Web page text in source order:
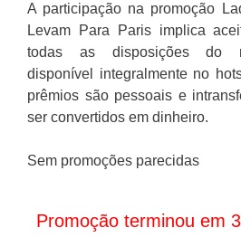
A participação na promoção
Levam Para Paris implica
todas as disposições do
disponível integralmente no
prêmios são pessoais e
ser convertidos em dinheiro.
Sem promoções parecidas
Promoção terminou em